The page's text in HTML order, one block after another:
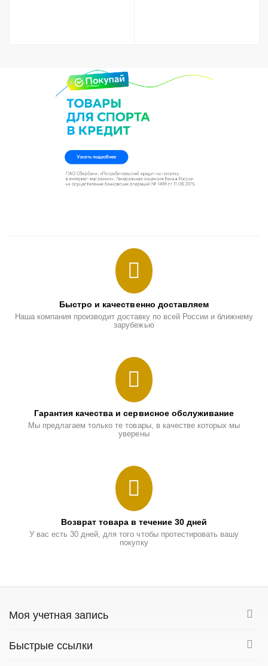
Быстро и качественно доставляем
Наша компания производит доставку по всей России и ближнему
зарубежью
Гарантия качества и сервисное обслуживание
Мы предлагаем только те товары, в качестве которых мы
уверены
Возврат товара в течение 30 дней
У вас есть 30 дней, для того чтобы протестировать вашу
покупку
Моя учетная запись
Быстрые ссылки